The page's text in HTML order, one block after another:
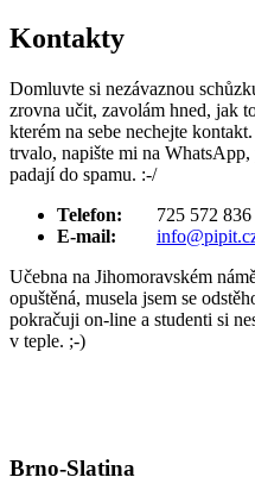
Kontakty
Domluvte si nezávaznou
zrovna učit, zavolám hned, jak
kterém na sebe nechejte
trvalo, napište mi na
padají do spamu. :-/
Telefon:
725 572 836
E-mail:
Učebna na Jihomoravském
opuštěná, musela jsem se
pokračuji on-line a studenti si
v teple. ;-)
Brno-Slatina